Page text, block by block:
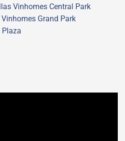
Vinhomes Central Park
Vinhomes Grand Park
Plaza